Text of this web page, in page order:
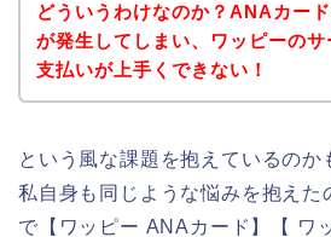
どういうわけなのか？ANAカー
が発生してしまい、ワッピーのサ
支払いが上手くできない！
という風な課題を抱えているのか
私自身も同じような悩みを抱えた
で【ワッピー ANAカード】【